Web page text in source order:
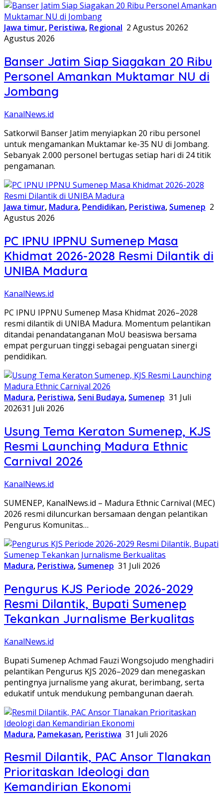
Jawa timur, Peristiwa, Regional 2 Agustus 20262
Agustus 2026
Banser Jatim Siap Siagakan 20 Ribu
Personel Amankan Muktamar NU di
Jombang
KanalNews.id
Satkorwil Banser Jatim menyiapkan 20 ribu personel
untuk mengamankan Muktamar ke-35 NU di Jombang.
Sebanyak 2.000 personel bertugas setiap hari di 24 titik
pengamanan.
Jawa timur, Madura, Pendidikan, Peristiwa, Sumenep 2
Agustus 2026
PC IPNU IPPNU Sumenep Masa
Khidmat 2026-2028 Resmi Dilantik di
UNIBA Madura
KanalNews.id
PC IPNU IPPNU Sumenep Masa Khidmat 2026–2028
resmi dilantik di UNIBA Madura. Momentum pelantikan
ditandai penandatanganan MoU beasiswa bersama
empat perguruan tinggi sebagai penguatan sinergi
pendidikan.
Madura, Peristiwa, Seni Budaya, Sumenep 31 Juli
202631 Juli 2026
Usung Tema Keraton Sumenep, KJS
Resmi Launching Madura Ethnic
Carnival 2026
KanalNews.id
SUMENEP, KanalNews.id – Madura Ethnic Carnival (MEC)
2026 resmi diluncurkan bersamaan dengan pelantikan
Pengurus Komunitas…
Madura, Peristiwa, Sumenep 31 Juli 2026
Pengurus KJS Periode 2026-2029
Resmi Dilantik, Bupati Sumenep
Tekankan Jurnalisme Berkualitas
KanalNews.id
Bupati Sumenep Achmad Fauzi Wongsojudo menghadiri
pelantikan Pengurus KJS 2026–2029 dan menegaskan
pentingnya jurnalisme yang akurat, berimbang, serta
edukatif untuk mendukung pembangunan daerah.
Madura, Pamekasan, Peristiwa 31 Juli 2026
Resmil Dilantik, PAC Ansor Tlanakan
Prioritaskan Ideologi dan
Kemandirian Ekonomi